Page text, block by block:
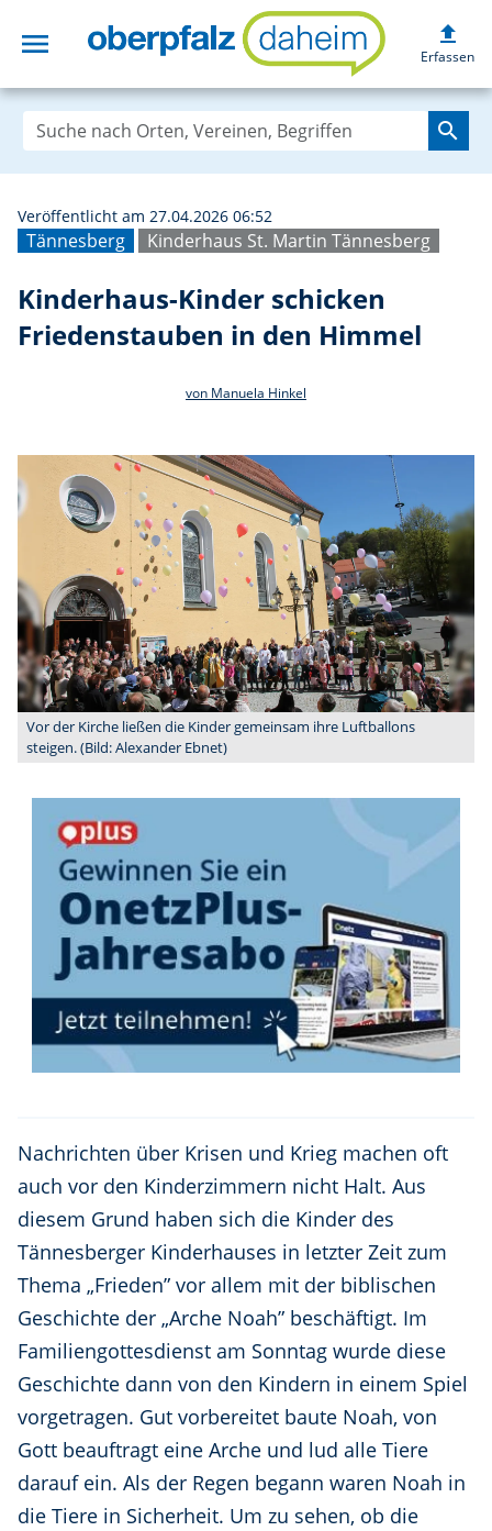
menu Kinderhaus-
upload
Erfassen
search
Tännesberg Kinderhaus St. Martin Tännesberg
Veröffentlicht am 27.04.2026 06:52
Kinderhaus-Kinder schicken
Friedenstauben in den Himmel
von Manuela Hinkel
Vor der Kirche ließen die Kinder gemeinsam ihre Luftballons
steigen. (Bild: Alexander Ebnet)
Nachrichten über Krisen und Krieg machen oft
auch vor den Kinderzimmern nicht Halt. Aus
diesem Grund haben sich die Kinder des
Tännesberger Kinderhauses in letzter Zeit zum
Thema „Frieden” vor allem mit der biblischen
Geschichte der „Arche Noah” beschäftigt. Im
Familiengottesdienst am Sonntag wurde diese
Geschichte dann von den Kindern in einem Spiel
vorgetragen. Gut vorbereitet baute Noah, von
Gott beauftragt eine Arche und lud alle Tiere
darauf ein. Als der Regen begann waren Noah in
die Tiere in Sicherheit. Um zu sehen, ob die